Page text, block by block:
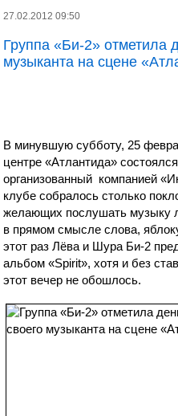
27.02.2012 09:50
Группа «Би-2» отметила
музыканта на сцене
В минувшую субботу, 25
центре «Атлантида»
организованный компанией
клубе собралось столько
желающих послушать музыку
в прямом смысле слова,
этот раз Лёва и Шура Би-2
альбом «Spirit», хотя и без
этот вечер не обошлось.